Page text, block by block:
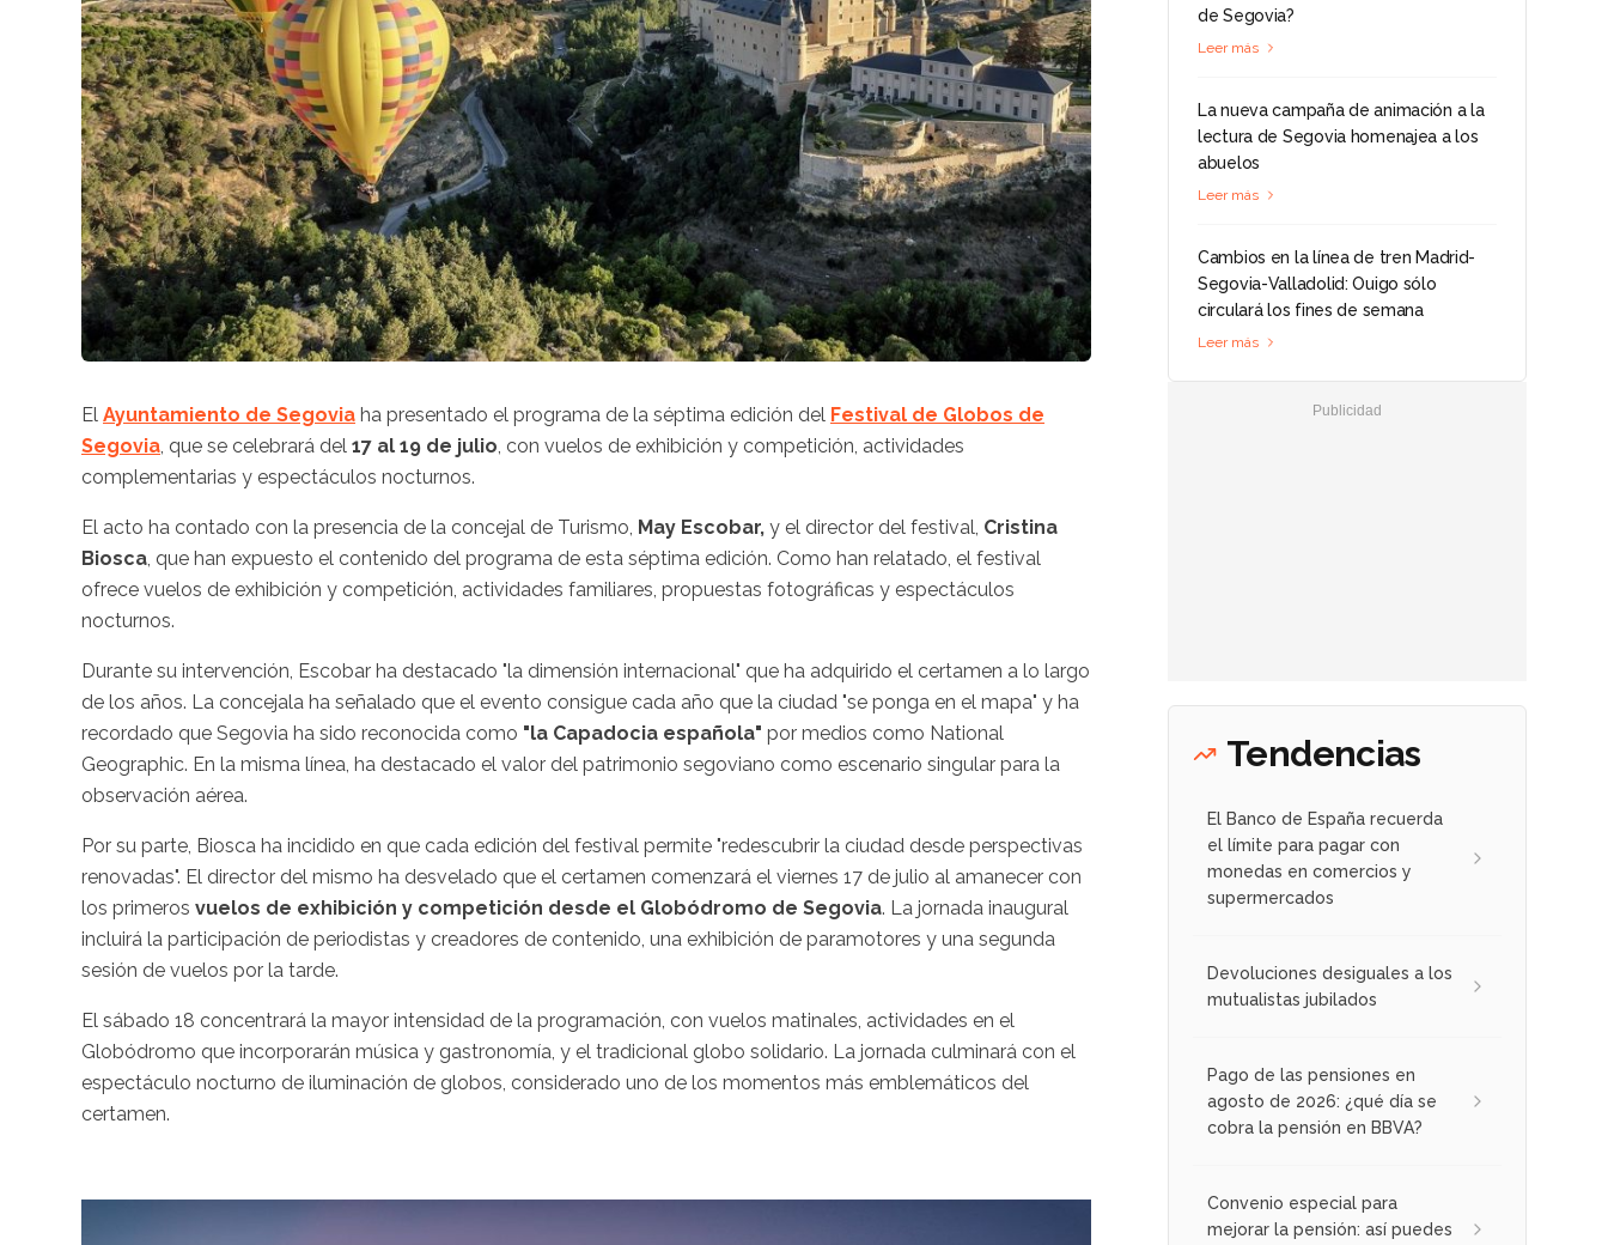
El Ayuntamiento de Segovia ha presentado el programa de la séptima edición del Festival de Globos de
Segovia , que se celebrará del 17 al 19 de julio , con vuelos de exhibición y competición, actividades
complementarias y espectáculos nocturnos.
El acto ha contado con la presencia de la concejal de Turismo, May Escobar, y el director del festival, Cristina
Biosca , que han expuesto el contenido del programa de esta séptima edición. Como han relatado, el festival
ofrece vuelos de exhibición y competición, actividades familiares, propuestas fotográficas y espectáculos
nocturnos.
Durante su intervención, Escobar ha destacado "la dimensión internacional" que ha adquirido el certamen a lo largo
de los años. La concejala ha señalado que el evento consigue cada año que la ciudad "se ponga en el mapa" y ha
recordado que Segovia ha sido reconocida como "la Capadocia española" por medios como National
Geographic. En la misma línea, ha destacado el valor del patrimonio segoviano como escenario singular para la
observación aérea.
Por su parte, Biosca ha incidido en que cada edición del festival permite "redescubrir la ciudad desde perspectivas
renovadas". El director del mismo ha desvelado que el certamen comenzará el viernes 17 de julio al amanecer con
los primeros vuelos de exhibición y competición desde el Globódromo de Segovia. La jornada inaugural
incluirá la participación de periodistas y creadores de contenido, una exhibición de paramotores y una segunda
sesión de vuelos por la tarde.
El sábado 18 concentrará la mayor intensidad de la programación, con vuelos matinales, actividades en el
Globódromo que incorporarán música y gastronomía, y el tradicional globo solidario. La jornada culminará con el
espectáculo nocturno de iluminación de globos, considerado uno de los momentos más emblemáticos del
certamen.
de Segovia?
Leer más
La nueva campaña de animación a la
lectura de Segovia homenajea a los
abuelos
Leer más
Cambios en la línea de tren Madrid-
Segovia-Valladolid: Ouigo sólo
circulará los fines de semana
Leer más
Tendencias
El Banco de España recuerda
el límite para pagar con
monedas en comercios y
supermercados
Devoluciones desiguales a los
mutualistas jubilados
Pago de las pensiones en
agosto de 2026: ¿qué día se
cobra la pensión en BBVA?
Convenio especial para
mejorar la pensión: así puedes